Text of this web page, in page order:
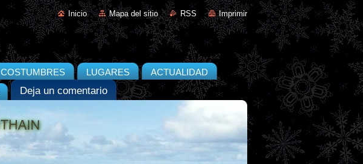
Inicio Mapa del sitio RSS Imprimir
COSTUMBRES LUGARES ACTUALIDAD
Deja un comentario